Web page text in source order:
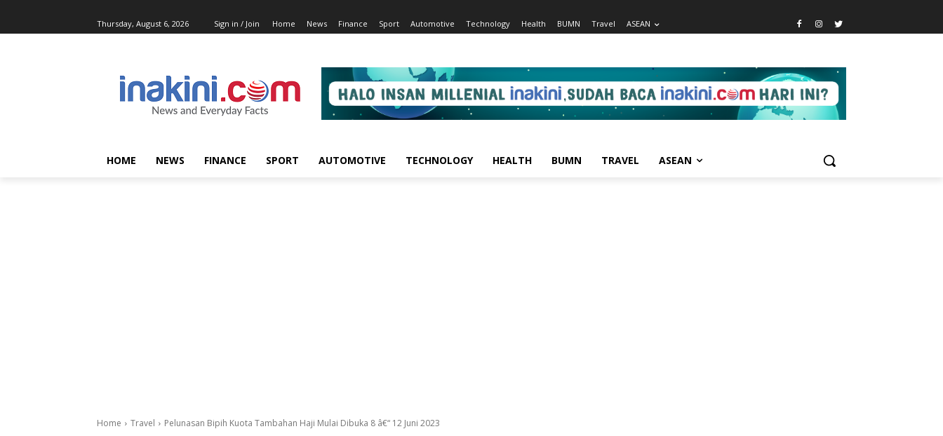
Thursday, August 6, 2026 Sign in / Join Home News Finance Sport Automotive Technology Health BUMN Travel ASEAN
HOME NEWS FINANCE SPORT AUTOMOTIVE TECHNOLOGY HEALTH BUMN TRAVEL ASEAN
Home Travel Pelunasan Bipih Kuota Tambahan Haji Mulai Dibuka 8 â€“ 12 Juni 2023